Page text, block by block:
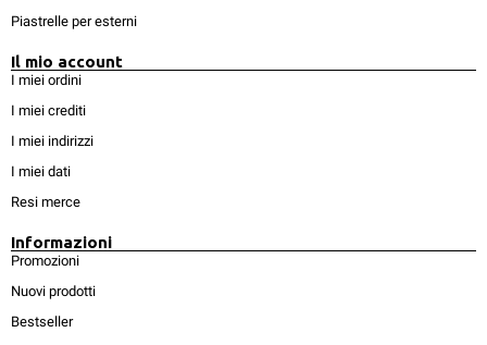
Piastrelle per esterni
Il mio account
I miei ordini
I miei crediti
I miei indirizzi
I miei dati
Resi merce
Informazioni
Promozioni
Nuovi prodotti
Bestseller